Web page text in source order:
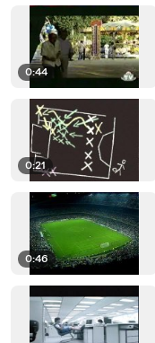
0:44
0:21
0:46